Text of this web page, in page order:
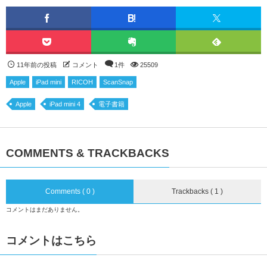
11年前の投稿 コメント 1件 25509
Apple iPad mini RICOH ScanSnap
Apple iPad mini 4 電子書籍
COMMENTS & TRACKBACKS
Comments ( 0 ) Trackbacks ( 1 )
コメントはまだありません。
コメントはこちら